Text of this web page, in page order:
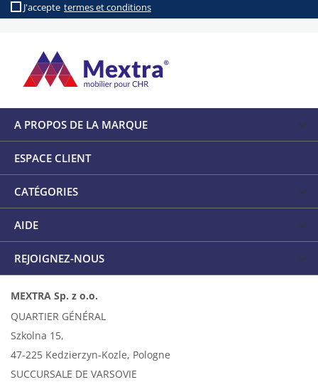
J'accepte termes et conditions
A PROPOS DE LA MARQUE
ESPACE CLIENT
CATÉGORIES
AIDE
REJOIGNEZ-NOUS
MEXTRA Sp. z o.o.
QUARTIER GÉNÉRAL
Szkolna 15,
47-225 Kedzierzyn-Kozle, Pologne
SUCCURSALE DE VARSOVIE